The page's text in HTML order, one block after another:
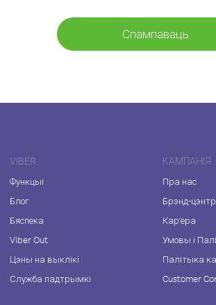
Спампаваць
VIBER
Функцыі
Блог
Бяспека
Viber Out
Цэны на выклікі
Служба падтрымкі
КАМПАНІЯ
Пра нас
Брэнд-цэнтр
Кар'ера
Умовы і
Палітыка
Customer